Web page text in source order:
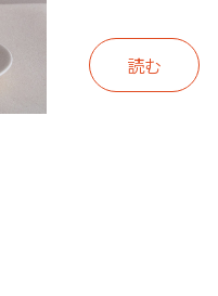
読む